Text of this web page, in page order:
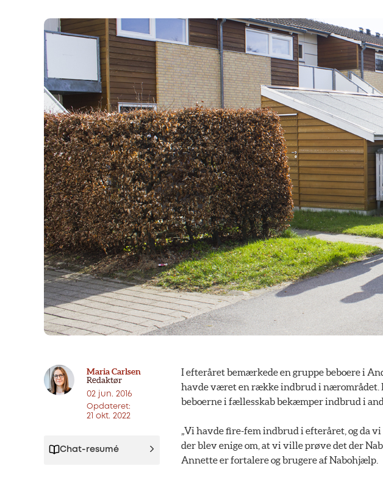
Maria Carlsen
Redaktør
02 jun. 2016
Opdateret:
21 okt. 2022
Chat-resumé
I efteråret bemærkede en gruppe beboere i
havde været en række indbrud i nærområdet.
beboerne i fællesskab bekæmper indbrud i
„Vi havde fire-fem indbrud i efteråret, og da
der blev enige om, at vi ville prøve det der
Annette er fortalere og brugere af Nabohjælp.